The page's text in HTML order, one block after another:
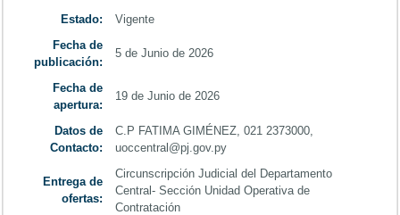
Estado:
Vigente
Fecha de
publicación:
5 de Junio de 2026
Fecha de
apertura:
19 de Junio de 2026
Datos de
Contacto:
C.P FATIMA GIMÉNEZ, 021 2373000,
uoccentral@pj.gov.py
Entrega de
ofertas:
Circunscripción Judicial del Departamento
Central- Sección Unidad Operativa de
Contratación